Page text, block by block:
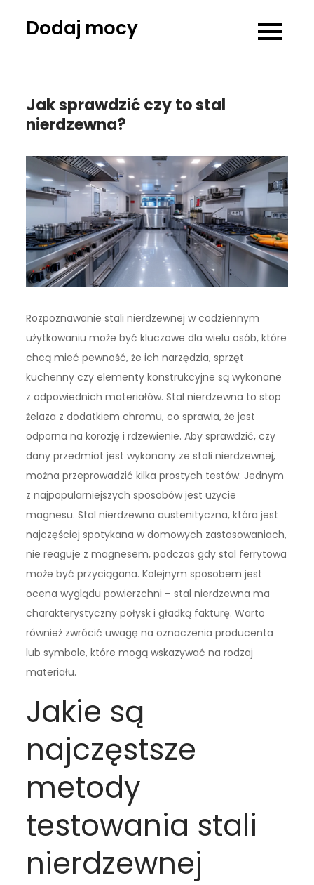
Dodaj mocy
Jak sprawdzić czy to stal
nierdzewna?
Rozpoznawanie stali nierdzewnej w codziennym
użytkowaniu może być kluczowe dla wielu osób, które
chcą mieć pewność, że ich narzędzia, sprzęt
kuchenny czy elementy konstrukcyjne są wykonane
z odpowiednich materiałów. Stal nierdzewna to stop
żelaza z dodatkiem chromu, co sprawia, że jest
odporna na korozję i rdzewienie. Aby sprawdzić, czy
dany przedmiot jest wykonany ze stali nierdzewnej,
można przeprowadzić kilka prostych testów. Jednym
z najpopularniejszych sposobów jest użycie
magnesu. Stal nierdzewna austenityczna, która jest
najczęściej spotykana w domowych zastosowaniach,
nie reaguje z magnesem, podczas gdy stal ferrytowa
może być przyciągana. Kolejnym sposobem jest
ocena wyglądu powierzchni – stal nierdzewna ma
charakterystyczny połysk i gładką fakturę. Warto
również zwrócić uwagę na oznaczenia producenta
lub symbole, które mogą wskazywać na rodzaj
materiału.
Jakie są
najczęstsze
metody
testowania stali
nierdzewnej